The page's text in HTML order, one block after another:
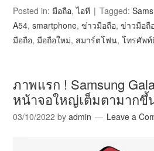
Posted in: มือถือ,ไอที Tagged:
A54,smartphone,ข่าวมือถือ,ข่าวมือถื
มือถือ, มือถือใหม่, สมาร์ตโฟน,โทรศัพ
ภาพแรก ! Samsung
หน้าจอใหญ่เต็มตามากขึ้
03/10/2022 byadmin Leave a